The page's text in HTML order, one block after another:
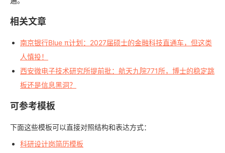
相关文章
南京银行Blue π计划：2027届硕士的金融科技直通车，但这类
人慎投！
西安微电子技术研究所提前批：航天九院771所，博士的稳定跳
板还是信息黑洞？
可参考模板
下面这些模板可以直接对照结构和表达方式：
科研设计岗简历模板